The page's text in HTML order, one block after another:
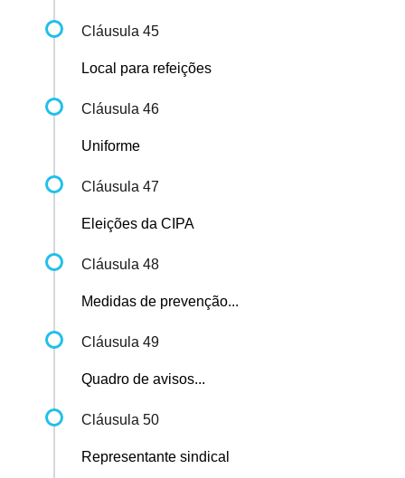
Cláusula 45
Local para refeições
Cláusula 46
Uniforme
Cláusula 47
Eleições da CIPA
Cláusula 48
Medidas de prevenção...
Cláusula 49
Quadro de avisos...
Cláusula 50
Representante sindical